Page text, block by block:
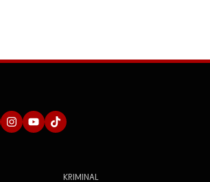
KRIMINAL